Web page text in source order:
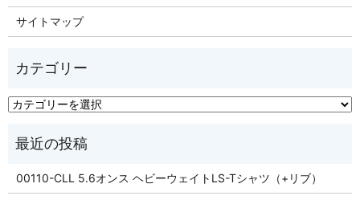
サイトマップ
00110-CLL 5.6オンス ヘビーウェイトLS-Tシャツ（+リブ）